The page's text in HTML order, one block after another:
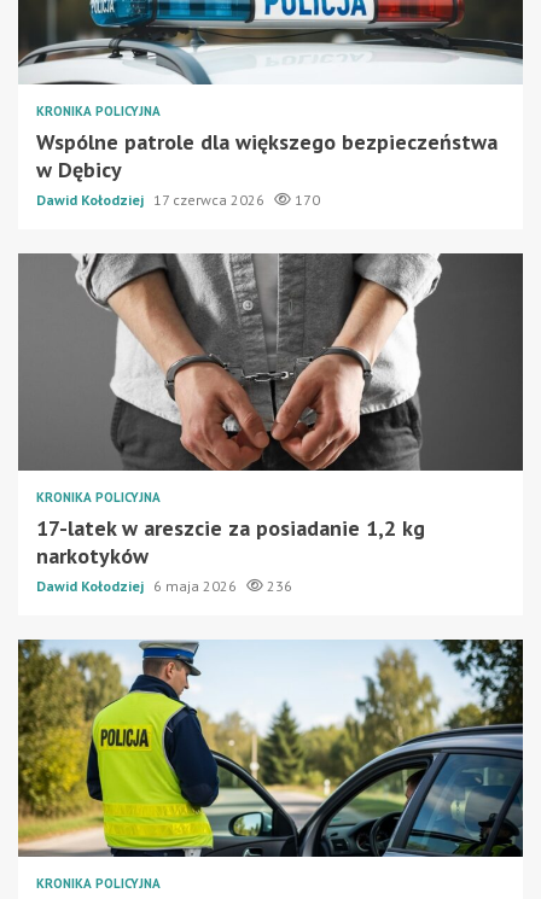
KRONIKA POLICYJNA
Wspólne patrole dla większego bezpieczeństwa
w Dębicy
Dawid Kołodziej 17 czerwca 2026 170
KRONIKA POLICYJNA
17-latek w areszcie za posiadanie 1,2 kg
narkotyków
Dawid Kołodziej 6 maja 2026 236
KRONIKA POLICYJNA